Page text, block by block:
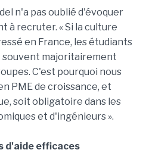
n'a pas oublié d'évoquer
à recruter. « Si la culture
en France, les étudiants
majoritairement
C'est pourquoi nous
PME de croissance, et
soit obligatoire dans les
et d'ingénieurs ».
d'aide efficaces